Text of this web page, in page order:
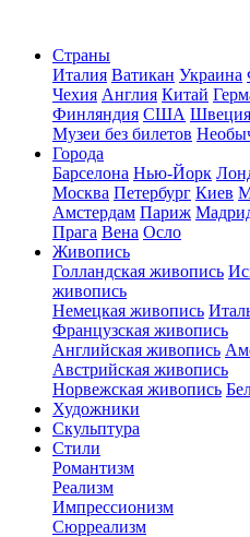
Страны
Италия Ватикан Украина
Чехия Англия Китай
Финляндия США Швеция
Музеи без билетов
Города
Барселона Нью-Йорк
Москва Петербург Киев
Амстердам Париж
Прага Вена Осло
Живопись
Голландская живопись
живопись
Немецкая живопись
Французская живопись
Английская живопись
Австрийская живопись
Норвежская живопись
Художники
Скульптура
Стили
Романтизм
Реализм
Импрессионизм
Сюрреализм